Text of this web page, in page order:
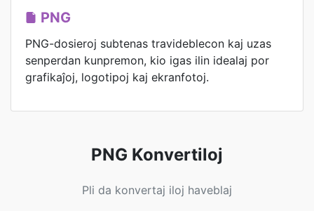
PNG
PNG-dosieroj subtenas travideblecon kaj uzas
senperdan kunpremon, kio igas ilin idealaj por
grafikaĵoj, logotipoj kaj ekranfotoj.
PNG Konvertiloj
Pli da konvertaj iloj haveblaj